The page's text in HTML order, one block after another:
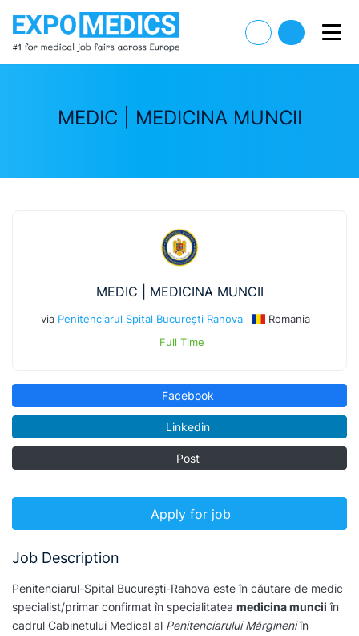
MEDIC | MEDICINA MUNCII
MEDIC | MEDICINA MUNCII
via Penitenciarul Spital București Rahova
Romania
Full Time
Facebook
Linkedin
Post
Apply for job
Job Description
Penitenciarul-Spital București-Rahova este în căutare de medic
specialist/primar confirmat în specialitatea medicina muncii în
cadrul Cabinetului Medical al Penitenciarului Mărgineniîn